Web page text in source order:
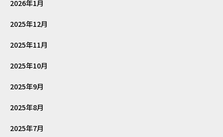
2026年1月
2025年12月
2025年11月
2025年10月
2025年9月
2025年8月
2025年7月